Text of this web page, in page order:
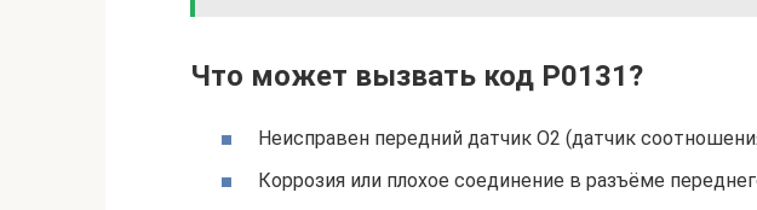
Что может вызвать код P0131?
Неисправен передний датчик O2 (датчик
Коррозия или плохое соединение в разъёме